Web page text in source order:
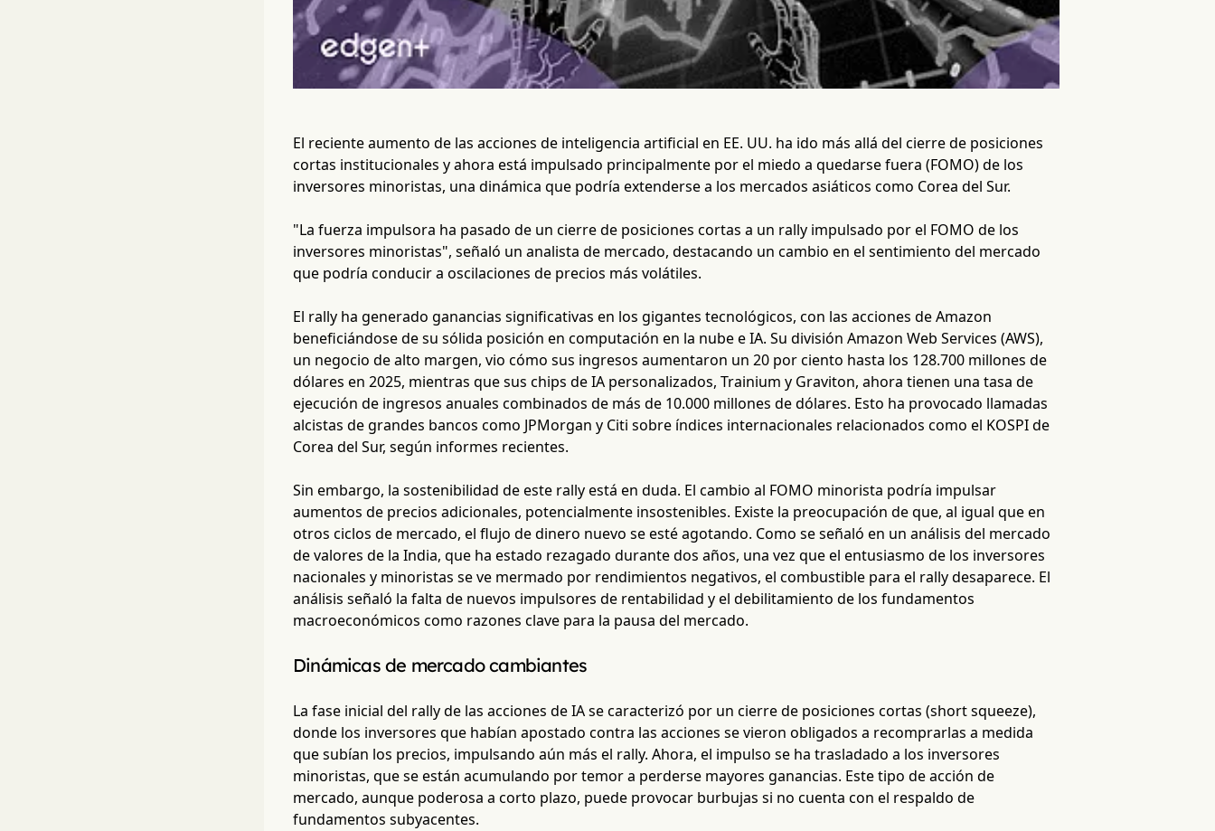
El reciente aumento de las acciones de inteligencia artificial en EE. UU. ha ido más allá del cierre de posiciones
cortas institucionales y ahora está impulsado principalmente por el miedo a quedarse fuera (FOMO) de los
inversores minoristas, una dinámica que podría extenderse a los mercados asiáticos como Corea del Sur.
"La fuerza impulsora ha pasado de un cierre de posiciones cortas a un rally impulsado por el FOMO de los
inversores minoristas", señaló un analista de mercado, destacando un cambio en el sentimiento del mercado
que podría conducir a oscilaciones de precios más volátiles.
El rally ha generado ganancias significativas en los gigantes tecnológicos, con las acciones de Amazon
beneficiándose de su sólida posición en computación en la nube e IA. Su división Amazon Web Services (AWS),
un negocio de alto margen, vio cómo sus ingresos aumentaron un 20 por ciento hasta los 128.700 millones de
dólares en 2025, mientras que sus chips de IA personalizados, Trainium y Graviton, ahora tienen una tasa de
ejecución de ingresos anuales combinados de más de 10.000 millones de dólares. Esto ha provocado llamadas
alcistas de grandes bancos como JPMorgan y Citi sobre índices internacionales relacionados como el KOSPI de
Corea del Sur, según informes recientes.
Sin embargo, la sostenibilidad de este rally está en duda. El cambio al FOMO minorista podría impulsar
aumentos de precios adicionales, potencialmente insostenibles. Existe la preocupación de que, al igual que en
otros ciclos de mercado, el flujo de dinero nuevo se esté agotando. Como se señaló en un análisis del mercado
de valores de la India, que ha estado rezagado durante dos años, una vez que el entusiasmo de los inversores
nacionales y minoristas se ve mermado por rendimientos negativos, el combustible para el rally desaparece. El
análisis señaló la falta de nuevos impulsores de rentabilidad y el debilitamiento de los fundamentos
macroeconómicos como razones clave para la pausa del mercado.
Dinámicas de mercado cambiantes
La fase inicial del rally de las acciones de IA se caracterizó por un cierre de posiciones cortas (short squeeze),
donde los inversores que habían apostado contra las acciones se vieron obligados a recomprarlas a medida
que subían los precios, impulsando aún más el rally. Ahora, el impulso se ha trasladado a los inversores
minoristas, que se están acumulando por temor a perderse mayores ganancias. Este tipo de acción de
mercado, aunque poderosa a corto plazo, puede provocar burbujas si no cuenta con el respaldo de
fundamentos subyacentes.